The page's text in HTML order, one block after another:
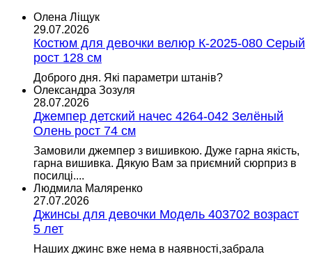
Олена Ліщук
29.07.2026
Костюм для девочки велюр К-2025-080 Серый
рост 128 см
Доброго дня. Які параметри штанів?
Олександра Зозуля
28.07.2026
Джемпер детский начес 4264-042 Зелёный
Олень рост 74 см
Замовили джемпер з вишивкою. Дуже гарна якість,
гарна вишивка. Дякую Вам за приємний сюрприз в
посилці....
Людмила Маляренко
27.07.2026
Джинсы для девочки Модель 403702 возраст
5 лет
Наших джинс вже нема в наявності,забрала